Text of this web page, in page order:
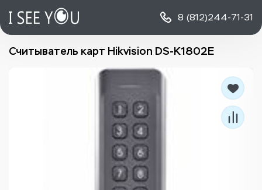
8 (812)244-71-31
Считыватель карт Hikvision DS-K1802E